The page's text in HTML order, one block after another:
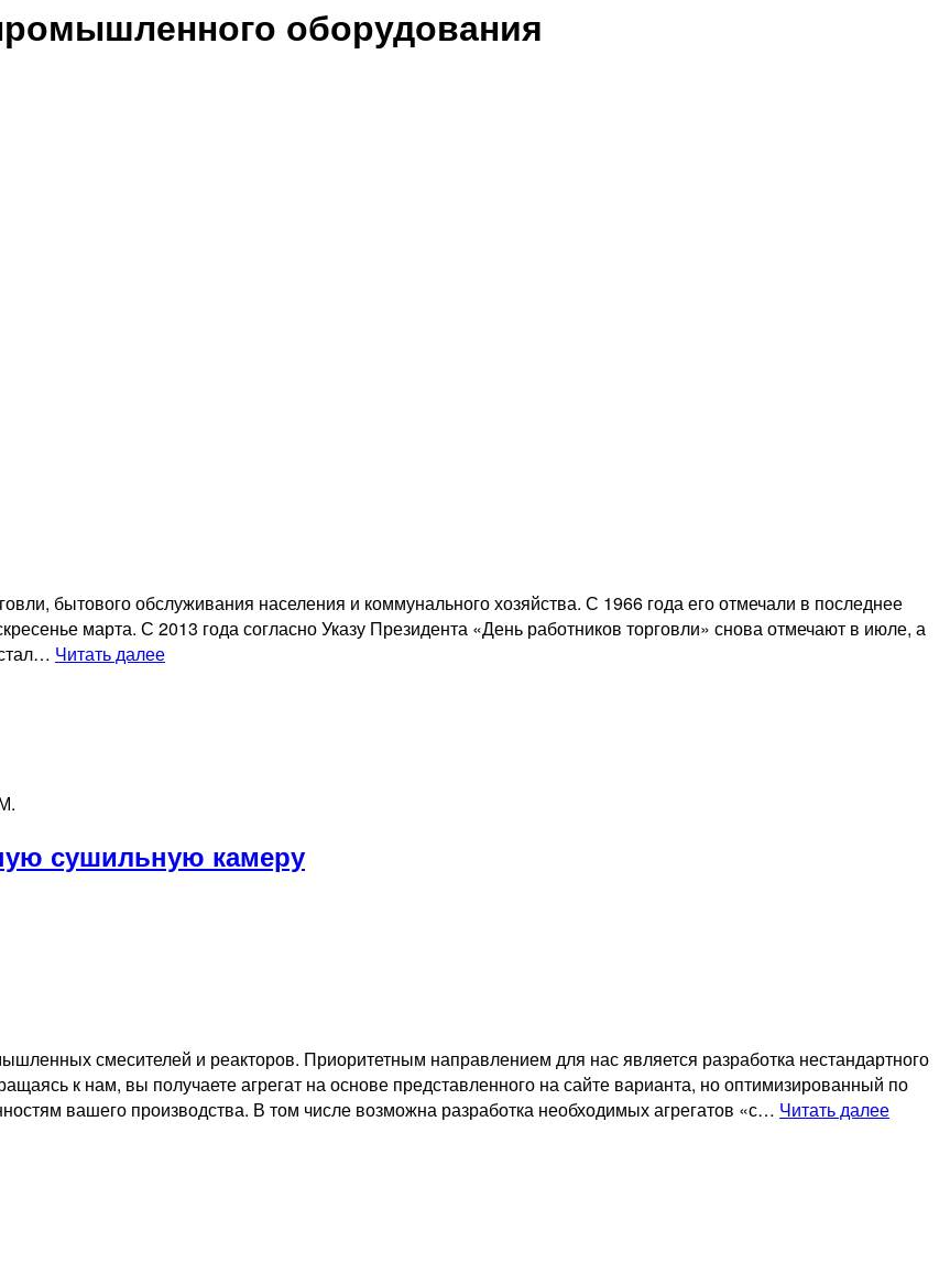
оборудования
бытового обслуживания населения и коммунального хозяйства. С 1966 года его отмечали в последнее
марта. С 2013 года согласно Указу Президента «День работников торговли» снова отмечают в июле, а
Читать далееДень
сушильную камеру
смесителей и реакторов. Приоритетным направлением для нас является разработка нестандартного
к нам, вы получаете агрегат на основе представленного на сайте варианта, но оптимизированный по
вашего производства. В том числе возможна разработка необходимых агрегатов «с… Читать далееО